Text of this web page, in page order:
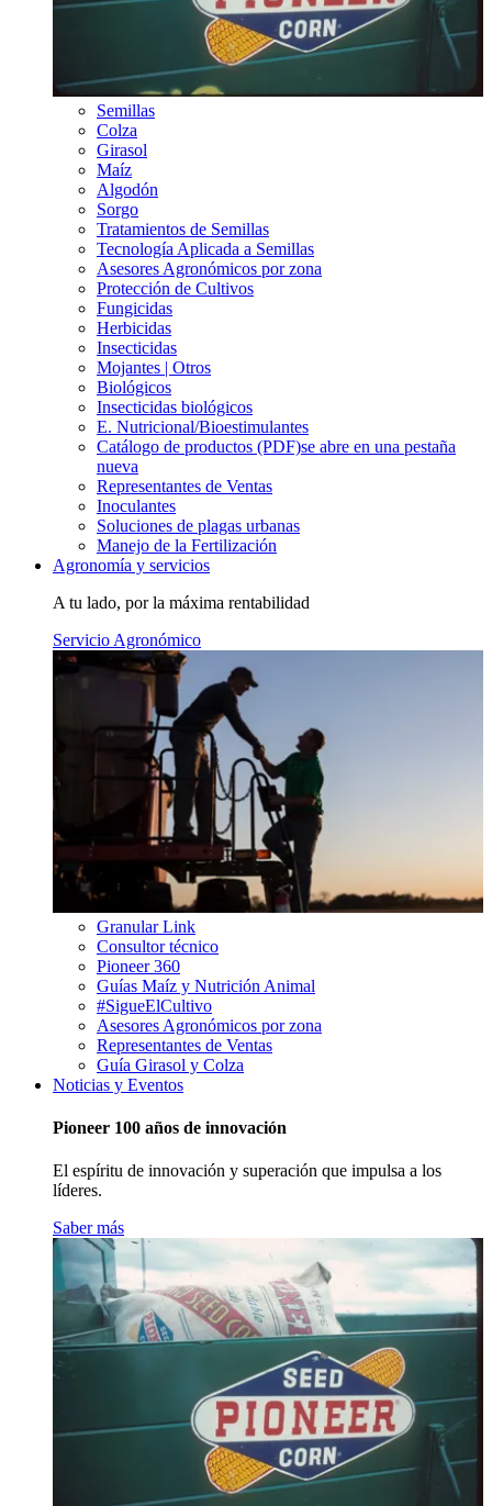
Semillas
Colza
Girasol
Maíz
Algodón
Sorgo
Tratamientos de Semillas
Tecnología Aplicada a Semillas
Asesores Agronómicos por zona
Protección de Cultivos
Fungicidas
Herbicidas
Insecticidas
Mojantes | Otros
Biológicos
Insecticidas biológicos
E. Nutricional/Bioestimulantes
Catálogo de productos (PDF)se abre en una pestaña
nueva
Representantes de Ventas
Inoculantes
Soluciones de plagas urbanas
Manejo de la Fertilización
Agronomía y servicios
A tu lado, por la máxima rentabilidad
Servicio Agronómico
Granular Link
Consultor técnico
Pioneer 360
Guías Maíz y Nutrición Animal
#SigueElCultivo
Asesores Agronómicos por zona
Representantes de Ventas
Guía Girasol y Colza
Noticias y Eventos
Pioneer 100 años de innovación
El espíritu de innovación y superación que impulsa a los
líderes.
Saber más